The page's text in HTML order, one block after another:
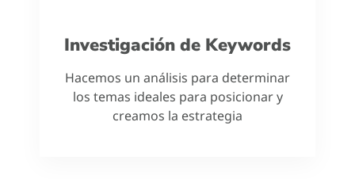
Investigación de Keywords
Hacemos un análisis para determinar
los temas ideales para posicionar y
creamos la estrategia